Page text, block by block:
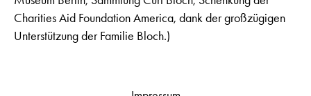
Charities Aid Foundation America, dank der großzügigen
Unterstützung der Familie Bloch.)